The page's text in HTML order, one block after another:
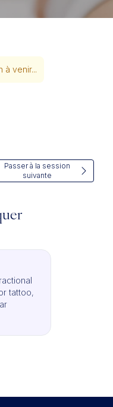
à venir...
Passer à la session
suivante
tattoo,